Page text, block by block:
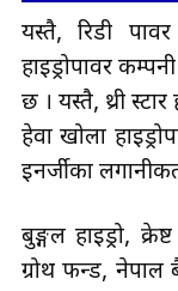
यस्तै, रिडी
हाइड्रोपावर
छ । यस्तै, थ्री
हेवा खोला
इनर्जीका
बुङ्गल हाइड्रो,
ग्रोथ फन्ड, नेपाल